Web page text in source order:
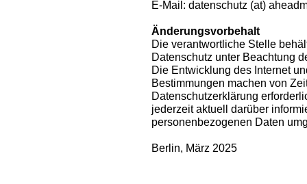
E-Mail: datenschutz (at)
Änderungsvorbehalt
Die verantwortliche Stelle
Datenschutz unter Beachtung
Die Entwicklung des Internet
Bestimmungen machen von
Datenschutzerklärung
jederzeit aktuell darüber
personenbezogenen Daten
Berlin, März 2025